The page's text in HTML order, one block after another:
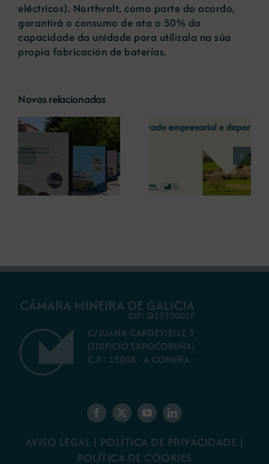
eléctricos). Northvolt, como parte do acordo,
garantirá o consumo de ata o 50% da
capacidade da unidade para utilizala na súa
propia fabricación de baterías.
Novas relacionadas
A COMG reúne a
dous líderes
empresarias con
motivo do seu
Centenario para
debater sobre o
A OIPE e o
CRETUS
presentan as
últimas
innovacións en
restauración
AVISO LEGAL | POLÍTICA DE PRIVACIDADE |
POLÍTICA DE COOKIES